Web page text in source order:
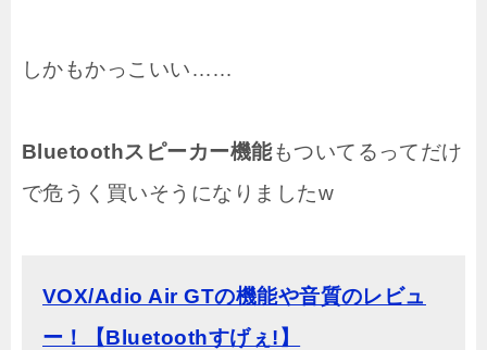
しかもかっこいい……
Bluetoothスピーカー機能もついてるってだけ
で危うく買いそうになりましたw
VOX/Adio Air GTの機能や音質のレビュ
ー！【Bluetoothすげぇ!】